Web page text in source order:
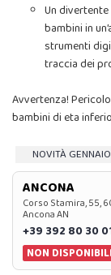
Un divertente
bambini in
strumenti
traccia dei
Avvertenza!
bambini di eta
NOVITÀ
ANCONA
Corso Stamira, 55,
Ancona AN
+39 392 80 30
NON